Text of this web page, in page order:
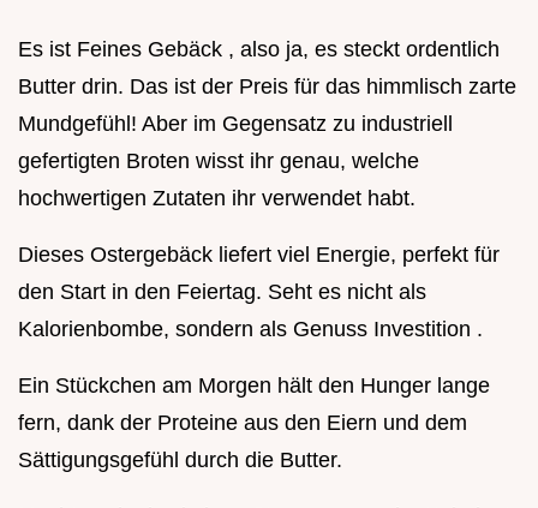
Es ist Feines Gebäck , also ja, es steckt ordentlich
Butter drin. Das ist der Preis für das himmlisch zarte
Mundgefühl! Aber im Gegensatz zu industriell
gefertigten Broten wisst ihr genau, welche
hochwertigen Zutaten ihr verwendet habt.
Dieses Ostergebäck liefert viel Energie, perfekt für
den Start in den Feiertag. Seht es nicht als
Kalorienbombe, sondern als Genuss Investition .
Ein Stückchen am Morgen hält den Hunger lange
fern, dank der Proteine aus den Eiern und dem
Sättigungsgefühl durch die Butter.